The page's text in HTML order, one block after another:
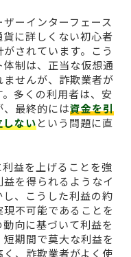
ーインターフェース
に詳しくない初心者
されています。こう
制は、正当な仮想通
せんが、詐欺業者が
多くの利用者は、安
最終的には資金を引
しないという問題に直
益を上げることを強
を得られるようなイ
、こうした利益の約
不可能であることを
向に基づいて利益を
期間で莫大な利益を
、詐欺業者がよく使